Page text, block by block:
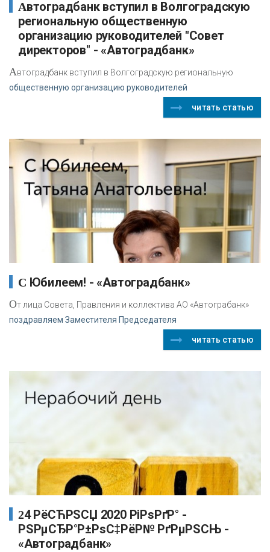
Автоградбанк вступил в Волгоградскую
региональную общественную
организацию руководителей "Совет
директоров" - «Автоградбанк»
Автоградбанк вступил в Волгоградскую региональную
общественную организацию руководителей
читать статью
С Юбилеем! - «Автоградбанк»
От лица Совета, Правления и коллектива АО «Автограбанк»
поздравляем Заместителя Председателя
читать статью
24 РёСЋРЅСЏ 2020 РіРѕРґР° -
РЅРµСЂР°Р±РѕС‡РёР№ РґРµРЅСЊ -
«Автоградбанк»